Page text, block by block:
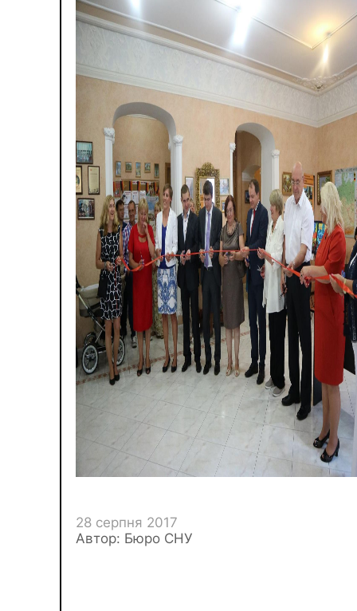
28 серпня 2017
Автор: Бюро СНУ